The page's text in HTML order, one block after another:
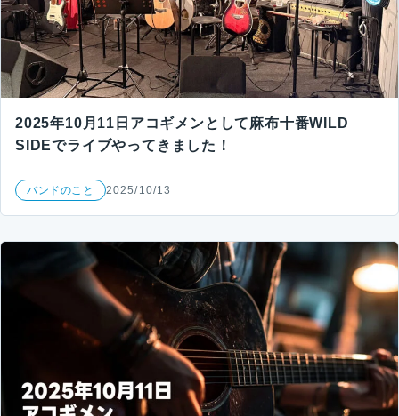
2025年10月11日アコギメンとして麻布十番WILD
SIDEでライブやってきました！
バンドのこと 2025/10/13